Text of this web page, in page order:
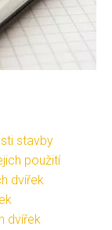
stavby
použití
dvířek
dvířek